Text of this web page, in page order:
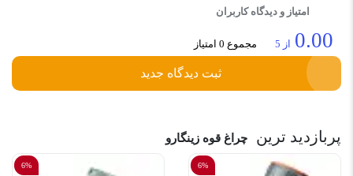
امتیاز و دیدگاه کاربران
0.00 از 5 مجموع 0 امتیاز
ثبت دیدگاه جدید
پربازدید ترین چراغ قوه زینگارو
6%
6%